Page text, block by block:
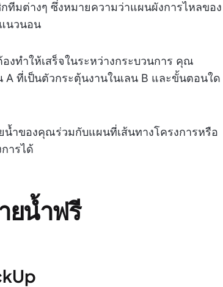
ทีมต่างๆ ซึ่งหมายความว่าแผนผังการไหลของ
แนวนอน
งทำให้เสร็จในระหว่างกระบวนการ คุณ
A ที่เป็นตัวกระตุ้นงานในเลน B และขั้นตอนใด
ำของคุณร่วมกับแผนที่เส้นทางโครงการหรือ
ารได้
ยน้ำฟรี